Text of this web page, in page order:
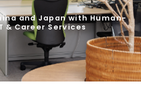
and Japan with Human-
& Career Services